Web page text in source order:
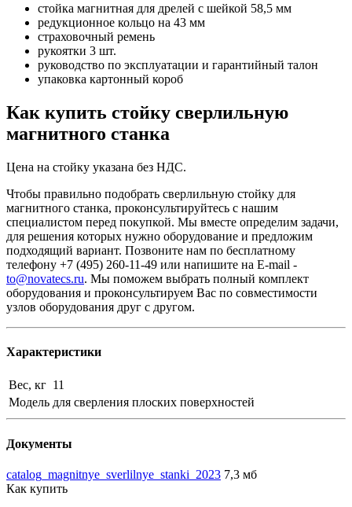
стойка магнитная для дрелей с шейкой 58,5 мм
редукционное кольцо на 43 мм
страховочный ремень
рукоятки 3 шт.
руководство по эксплуатации и гарантийный талон
упаковка картонный короб
Как купить стойку сверлильную
магнитного станка
Цена на стойку указана без НДС.
Чтобы правильно подобрать сверлильную стойку для
магнитного станка, проконсультируйтесь с нашим
специалистом перед покупкой. Мы вместе определим задачи,
для решения которых нужно оборудование и предложим
подходящий вариант. Позвоните нам по бесплатному
телефону +7 (495) 260-11-49 или напишите на E-mail -
to@novatecs.ru. Мы поможем выбрать полный комплект
оборудования и проконсультируем Вас по совместимости
узлов оборудования друг с другом.
Характеристики
Вес, кг 11
Модель для сверления плоских поверхностей
Документы
catalog_magnitnye_sverlilnye_stanki_2023 7,3 мб
Как купить